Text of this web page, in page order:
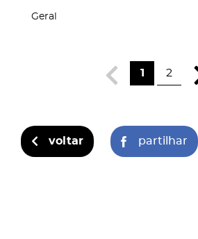
Geral
1 2
voltar partilhar